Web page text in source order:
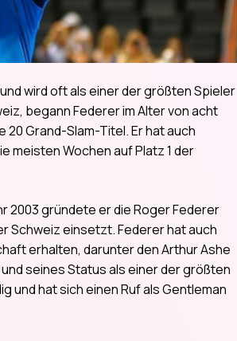
wird oft als einer der größten Spieler
begann Federer im Alter von acht
20 Grand-Slam-Titel. Er hat auch
meisten Wochen auf Platz 1 der
2003 gründete er die Roger Federer
Schweiz einsetzt. Federer hat auch
erhalten, darunter den Arthur Ashe
seines Status als einer der größten
und hat sich einen Ruf als Gentleman